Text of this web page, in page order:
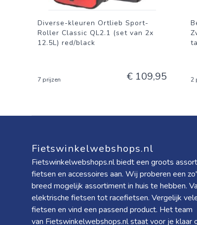
Diverse-kleuren Ortlieb Sport-
Roller Classic QL2.1 (set van 2x
12.5L) red/black
7 prijzen € 109,95 2
Fietswinkelwebshops.nl
Fietswinkelwebshops.nl biedt een groots
fietsen en accessoires aan. Wij proberen een
breed mogelijk assortiment in huis te hebben.
elektrische fietsen tot racefietsen. Vergelijk
fietsen en vind een passend product. Het team
van Fietswinkelwebshops.nl staat voor je klaar